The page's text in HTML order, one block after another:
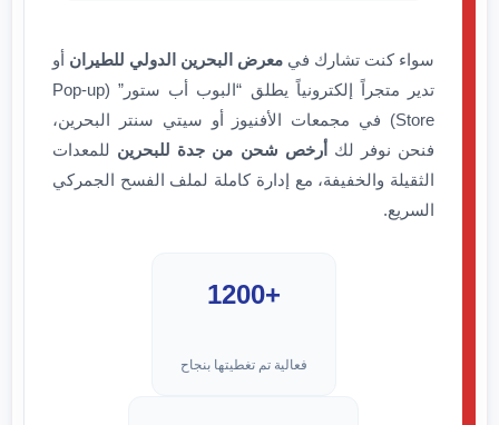
سواء كنت تشارك في معرض البحرين الدولي للطيران أو
تدير متجراً إلكترونياً يطلق “البوب أب ستور” (Pop-up
Store) في مجمعات الأفنيوز أو سيتي سنتر البحرين،
فنحن نوفر لك أرخص شحن من جدة للبحرين للمعدات
الثقيلة والخفيفة، مع إدارة كاملة لملف الفسح الجمركي
السريع.
+1200
فعالية تم تغطيتها بنجاح